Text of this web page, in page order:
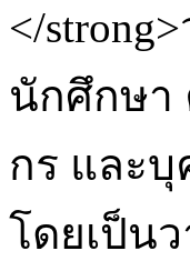
</
นักศึกษา
กร และ
โดยเป็น